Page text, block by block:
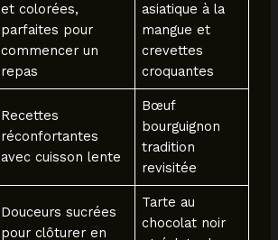
et colorées,
parfaites pour
commencer un
repas
asiatique à la
mangue et
crevettes
croquantes
Recettes
réconfortantes
avec cuisson lente
Bœuf
bourguignon
tradition
revisitée
Douceurs sucrées
pour clôturer en
Tarte au
chocolat noir